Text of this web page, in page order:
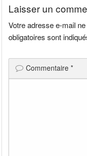
Laisser un
Votre adresse e-mail
obligatoires sont
Commentaire*